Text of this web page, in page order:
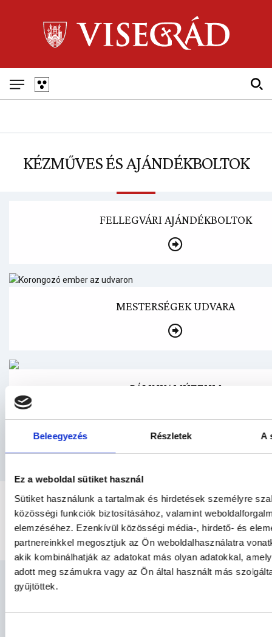
Beleegyezés Részletek A
Ez a weboldal sütiket használ
Sütiket használunk a tartalmak és hirdetések személyre
közösségi funkciók biztosításához, valamint
elemzéséhez. Ezenkívül közösségi média-, hirdető- és
partnereinkkel megosztjuk az Ön weboldalhasználatra
akik kombinálhatják az adatokat más olyan adatokkal,
adott meg számukra vagy az Ön által használt más
gyűjtöttek.
navigáció
KÉZMŰVES ÉS AJÁNDÉKBOLTOK
FELLEGVÁRI AJÁNDÉKBOLTOK
MESTERSÉGEK UDVARA
PÁLINKAMÚZEUM
TÉRKÉPES KERESŐ